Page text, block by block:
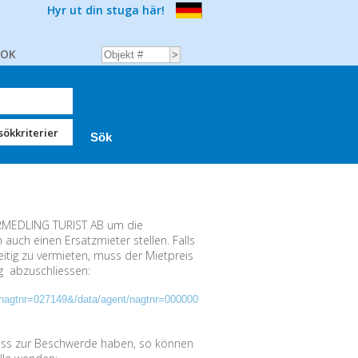
Hyr ut din stuga här!
TURIST AB um die
einen Ersatzmieter stellen. Falls
zu vermieten, muss der Mietpreis
abzuschliessen:
data/agent/nagtnr=000000
zur Beschwerde haben, so können